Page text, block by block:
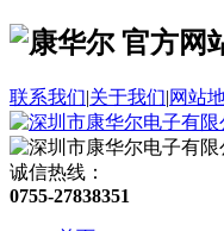
联系我们|关于我们|网站
诚信热线：
0755-27838351